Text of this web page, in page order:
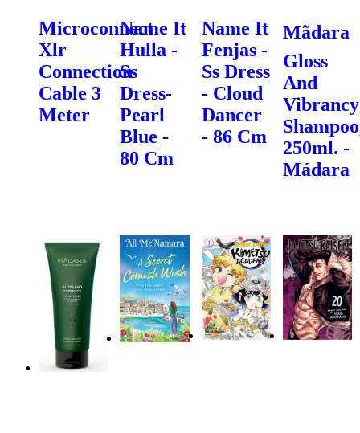
Microconnect
Xlr
Connection
Cable 3
Meter
Name It
Hulla -
Ss
Dress-
Pearl
Blue -
80 Cm
Name It
Fenjas -
Ss Dress
- Cloud
Dancer
- 86 Cm
Mãdara
Gloss
And
Vibrancy
250ml. -
Mádara